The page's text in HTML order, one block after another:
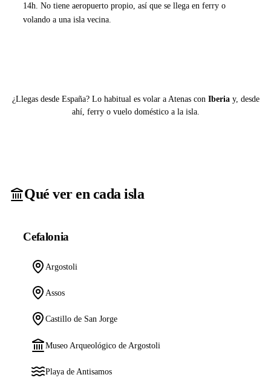
14h. No tiene aeropuerto propio, así que se llega en ferry o
volando a una isla vecina.
¿Llegas desde España? Lo habitual es volar a Atenas con Iberiay, desde
ahí, ferry o vuelo doméstico a la isla.
Qué ver en cada isla
Cefalonia
Argostoli
Assos
Castillo de San Jorge
Museo Arqueológico de Argostoli
Playa de Antisamos